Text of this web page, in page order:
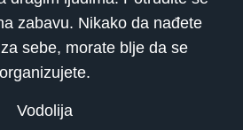
zabavu. Nikako da nađete
sebe, morate blje da se
organizujete.
Vodolija